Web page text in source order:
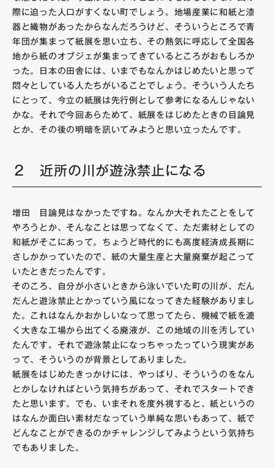
際に迫った人口がすくない町でしょう。地場産業に和紙と漆
器と織物があったからなんだろうけど、そういうところで青
年団が集まって紙展を思い立ち、その熱気に呼応して全国各
地から紙のオブジェが集まってきているところがおもしろか
った。日本の田舎には、いまでもなんかはじめたいと思って
悶々としている人たちがいることでしょう。そういう人たち
にとって、今立の紙展は先行例として参考になるんじゃない
かな。それで今回あらためて、紙展をはじめたときの目論見
とか、その後の明暗を訊いてみようと思い立ったんです。
２ 近所の川が遊泳禁止になる
増田 目論見はなかったですね。なんか大それたことをして
やろうとか、そんなことは思ってなくて、ただ素材としての
和紙がそこにあって。ちょうど時代的にも高度経済成長期に
さしかかっていたので、紙の大量生産と大量廃棄が起こって
いたときだったんです。
そのころ、自分が小さいときから泳いでいた町の川が、だん
だんと遊泳禁止とかっていう風になってきた経験がありまし
た。これはなんかおかしいなって思ってたら、機械で紙を漉
く大きな工場から出てくる廃液が、この地域の川を汚してい
たんです。それで遊泳禁止になっちゃったっていう現実があ
って、そういうのが背景としてありました。
紙展をはじめたきっかけには、やっぱり、そういうのをなん
とかしなければという気持ちがあって、それでスタートでき
たと思います。でも、いまそれを度外視すると、紙というの
はなんか面白い素材だなっていう単純な思いもあって、紙で
どんなことができるのかチャレンジしてみようという気持ち
でもありました。